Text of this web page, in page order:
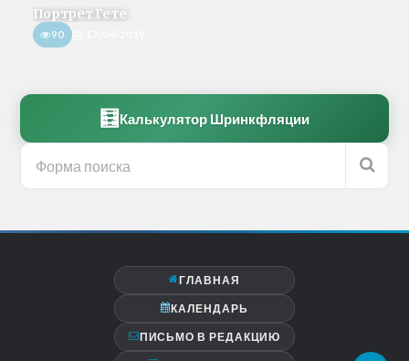
Портрет Гете
90
🧮 Калькулятор Шринкфляции
ГЛАВНАЯ
КАЛЕНДАРЬ
ПИСЬМО В РЕДАКЦИЮ